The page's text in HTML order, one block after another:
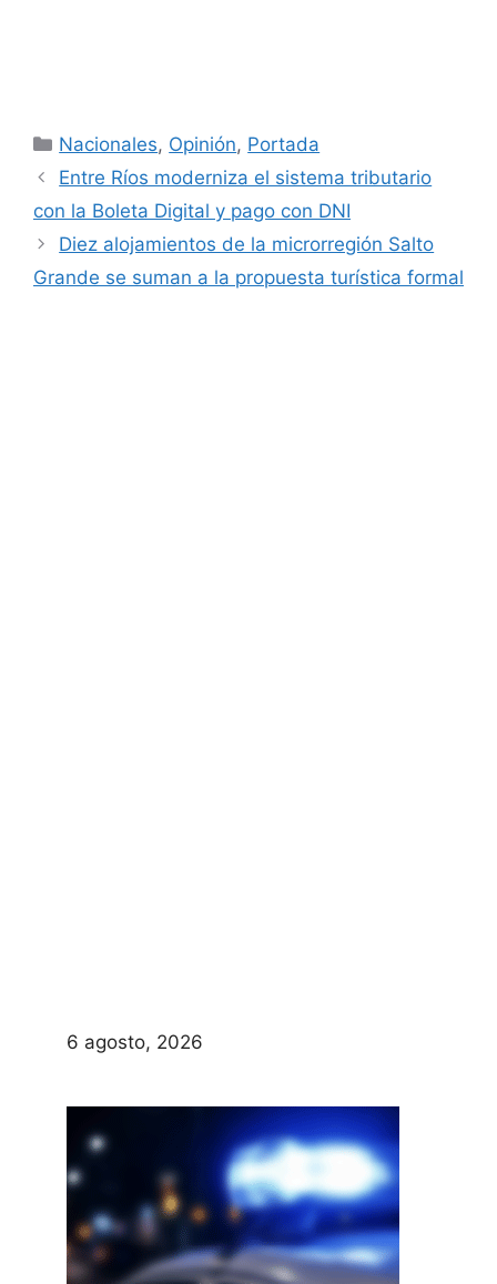
Categorías
Nacionales, Opinión, Portada
Entre Ríos moderniza el sistema tributario
con la Boleta Digital y pago con DNI
Diez alojamientos de la microrregión Salto
Grande se suman a la propuesta turística formal
6 agosto, 2026